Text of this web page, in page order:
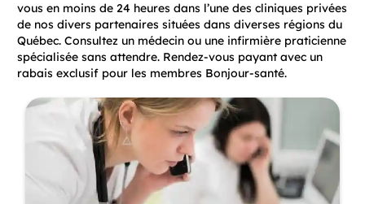
vous en moins de 24 heures dans l’une des cliniques privées
de nos divers partenaires situées dans diverses régions du
Québec. Consultez un médecin ou une infirmière praticienne
spécialisée sans attendre. Rendez-vous payant avec un
rabais exclusif pour les membres Bonjour-santé.